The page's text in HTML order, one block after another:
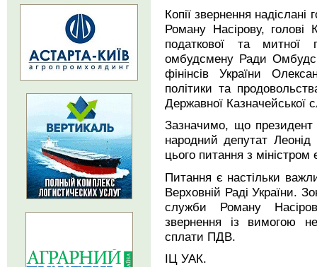
Копії звернення
Роману Насірову, голові
податкової та митної
омбудсмену Ради
фінінсів України
політики та
Державної Казначейської
Зазначимо, що президент
народний депутат
цього питання з
Питання є настільки
Верховній Раді України.
служби Роману
звернення із вимогою
сплати ПДВ.
ІЦ УАК.